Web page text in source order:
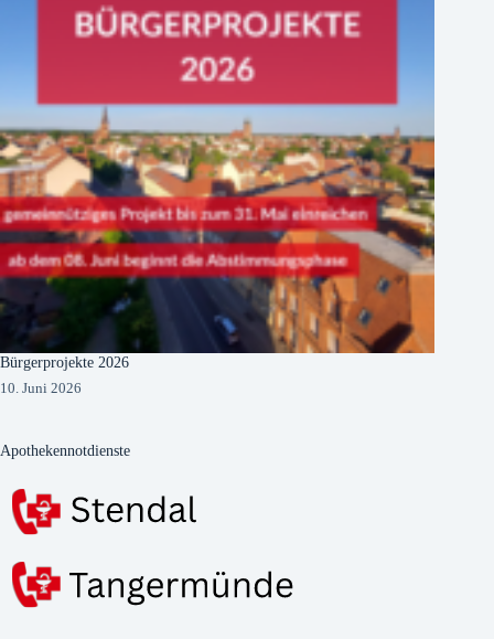
Bürgerprojekte 2026
10. Juni 2026
Apothekennotdienste